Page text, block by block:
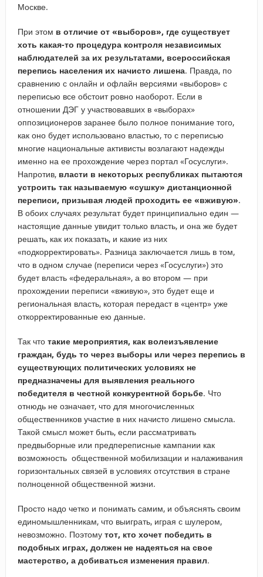
Москве.
При этом в отличие от «выборов», где существует
хоть какая-то процедура контроля независимых
наблюдателей за их результатами, всероссийская
перепись населения их начисто лишена. Правда, по
сравнению с онлайн и офлайн версиями «выборов» с
переписью все обстоит ровно наоборот. Если в
отношении ДЭГ у участвовавших в «выборах»
оппозиционеров заранее было полное понимание того,
как оно будет использовано властью, то с переписью
многие национальные активисты возлагают надежды
именно на ее прохождение через портал «Госуслуги».
Напротив, власти в некоторых республиках пытаются
устроить так называемую «сушку» дистанционной
переписи, призывая людей проходить ее «вживую».
В обоих случаях результат будет принципиально един —
настоящие данные увидит только власть, и она же будет
решать, как их показать, и какие из них
«подкорректировать». Разница заключается лишь в том,
что в одном случае (переписи через «Госуслуги») это
будет власть «федеральная», а во втором — при
прохождении переписи «вживую», это будет еще и
региональная власть, которая передаст в «центр» уже
откорректированные ею данные.
Так что такие мероприятия, как волеизъявление
граждан, будь то через выборы или через перепись в
существующих политических условиях не
предназначены для выявления реального
победителя в честной конкурентной борьбе. Что
отнюдь не означает, что для многочисленных
общественников участие в них начисто лишено смысла.
Такой смысл может быть, если рассматривать
предвыборные или предпереписные кампании как
возможность общественной мобилизации и налаживания
горизонтальных связей в условиях отсутствия в стране
полноценной общественной жизни.
Просто надо четко и понимать самим, и объяснять своим
единомышленникам, что выиграть, играя с шулером,
невозможно. Поэтому тот, кто хочет победить в
подобных играх, должен не надеяться на свое
мастерство, а добиваться изменения правил.